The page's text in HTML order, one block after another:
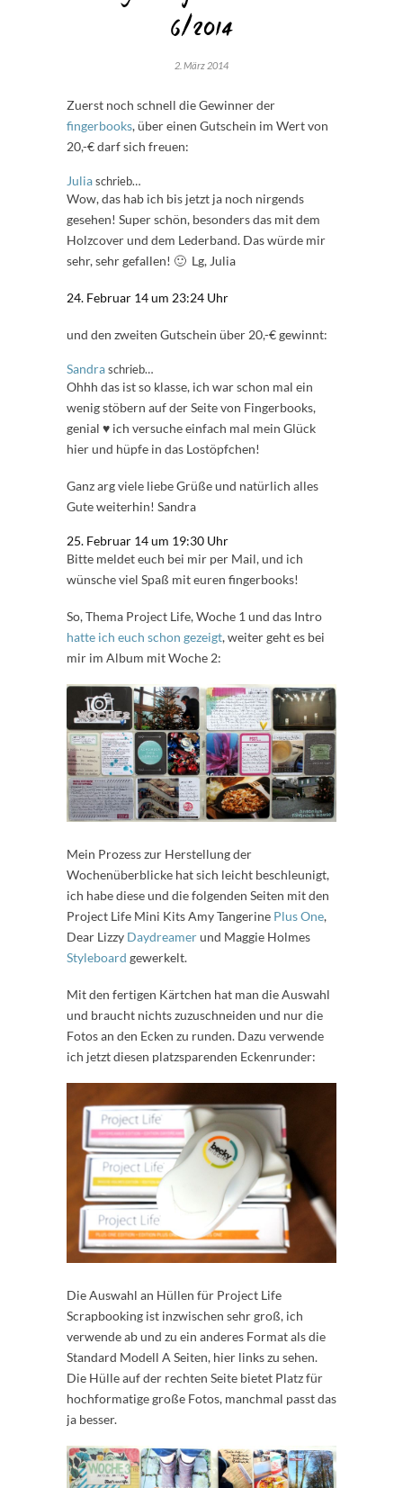
6/2014
2. März 2014
Zuerst noch schnell die Gewinner der
fingerbooks, über einen Gutschein im Wert von
20,-€ darf sich freuen:
Juliaschrieb…
Wow, das hab ich bis jetzt ja noch nirgends
gesehen! Super schön, besonders das mit dem
Holzcover und dem Lederband. Das würde mir
sehr, sehr gefallen! 🙂 Lg, Julia
24. Februar 14 um 23:24 Uhr
und den zweiten Gutschein über 20,-€ gewinnt:
Sandraschrieb…
Ohhh das ist so klasse, ich war schon mal ein
wenig stöbern auf der Seite von Fingerbooks,
genial ♥ ich versuche einfach mal mein Glück
hier und hüpfe in das Lostöpfchen!
Ganz arg viele liebe Grüße und natürlich alles
Gute weiterhin! Sandra
25. Februar 14 um 19:30 Uhr
Bitte meldet euch bei mir per Mail, und ich
wünsche viel Spaß mit euren fingerbooks!
So, Thema Project Life, Woche 1 und das Intro
hatte ich euch schon gezeigt, weiter geht es bei
mir im Album mit Woche 2:
Mein Prozess zur Herstellung der
Wochenüberblicke hat sich leicht beschleunigt,
ich habe diese und die folgenden Seiten mit den
Project Life Mini Kits Amy Tangerine Plus One,
Dear Lizzy Daydreamerund Maggie Holmes
Styleboard gewerkelt.
Mit den fertigen Kärtchen hat man die Auswahl
und braucht nichts zuzuschneiden und nur die
Fotos an den Ecken zu runden. Dazu verwende
ich jetzt diesen platzsparenden Eckenrunder:
Die Auswahl an Hüllen für Project Life
Scrapbooking ist inzwischen sehr groß, ich
verwende ab und zu ein anderes Format als die
Standard Modell A Seiten, hier links zu sehen.
Die Hülle auf der rechten Seite bietet Platz für
hochformatige große Fotos, manchmal passt das
ja besser.